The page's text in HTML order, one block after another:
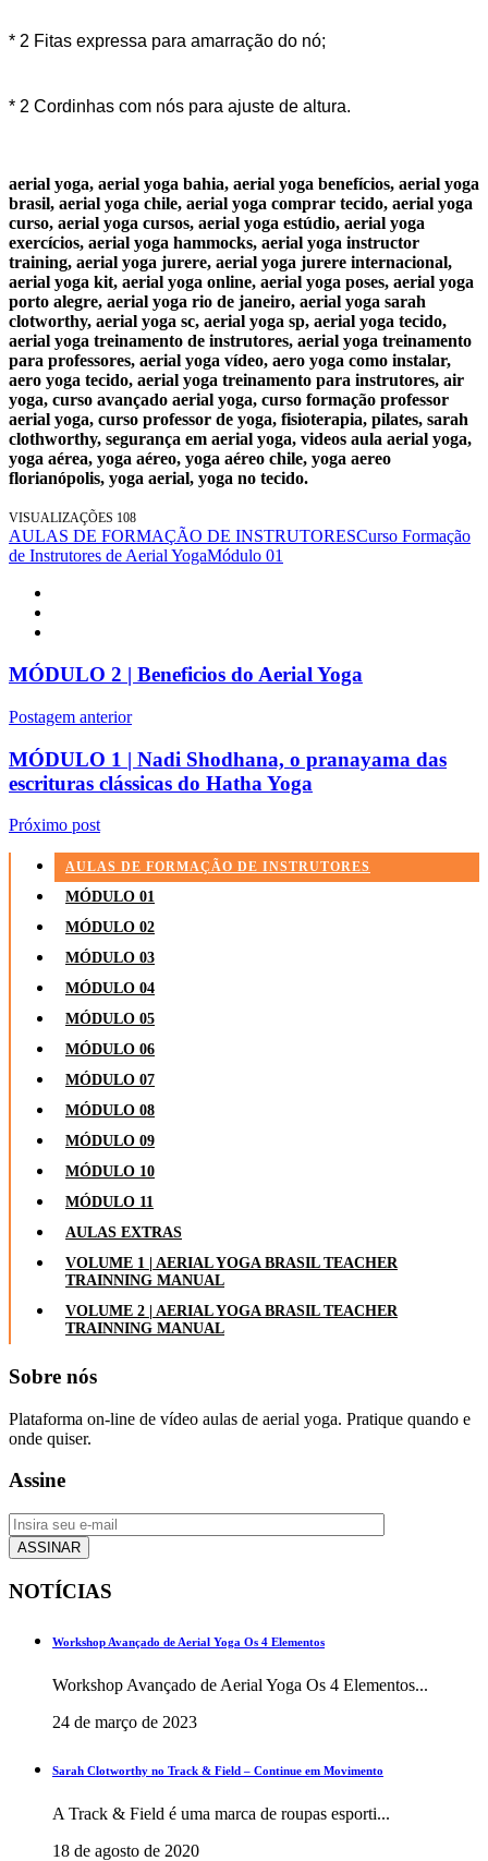
* 2 Fitas expressa para amarração do nó;
* 2 Cordinhas com nós para ajuste de altura.
aerial yoga, aerial yoga bahia, aerial yoga benefícios, aerial yoga
brasil, aerial yoga chile, aerial yoga comprar tecido, aerial yoga
curso, aerial yoga cursos, aerial yoga estúdio, aerial yoga
exercícios, aerial yoga hammocks, aerial yoga instructor
training, aerial yoga jurere, aerial yoga jurere internacional,
aerial yoga kit, aerial yoga online, aerial yoga poses, aerial yoga
porto alegre, aerial yoga rio de janeiro, aerial yoga sarah
clotworthy, aerial yoga sc, aerial yoga sp, aerial yoga tecido,
aerial yoga treinamento de instrutores, aerial yoga treinamento
para professores, aerial yoga vídeo, aero yoga como instalar,
aero yoga tecido, aerial yoga treinamento para instrutores, air
yoga, curso avançado aerial yoga, curso formação professor
aerial yoga, curso professor de yoga, fisioterapia, pilates, sarah
clothworthy, segurança em aerial yoga, videos aula aerial yoga,
yoga aérea, yoga aéreo, yoga aéreo chile, yoga aereo
florianópolis, yoga aerial, yoga no tecido.
VISUALIZAÇÕES 108
AULAS DE FORMAÇÃO DE INSTRUTORESCurso Formação
de Instrutores de Aerial YogaMódulo 01
MÓDULO 2 | Beneficios do Aerial Yoga
Postagem anterior
MÓDULO 1 | Nadi Shodhana, o pranayama das
escrituras clássicas do Hatha Yoga
Próximo post
AULAS DE FORMAÇÃO DE INSTRUTORES
MÓDULO 01
MÓDULO 02
MÓDULO 03
MÓDULO 04
MÓDULO 05
MÓDULO 06
MÓDULO 07
MÓDULO 08
MÓDULO 09
MÓDULO 10
MÓDULO 11
AULAS EXTRAS
VOLUME 1 | AERIAL YOGA BRASIL TEACHER
TRAINNING MANUAL
VOLUME 2 | AERIAL YOGA BRASIL TEACHER
TRAINNING MANUAL
Sobre nós
Plataforma on-line de vídeo aulas de aerial yoga. Pratique quando e
onde quiser.
Assine
NOTÍCIAS
Workshop Avançado de Aerial Yoga Os 4 Elementos
Workshop Avançado de Aerial Yoga Os 4 Elementos...
24 de março de 2023
Sarah Clotworthy no Track & Field – Continue em Movimento
A Track & Field é uma marca de roupas esporti...
18 de agosto de 2020